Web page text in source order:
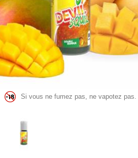
Si vous ne fumez pas, ne vapotez pas.